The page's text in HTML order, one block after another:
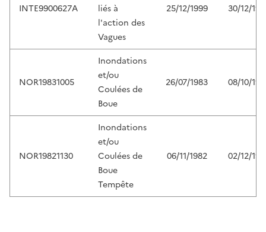
INTE9900627A
liés à
l'action des
Vagues
25/12/1999 30/12/
NOR19831005
Inondations
et/ou
Coulées de
Boue
26/07/1983 08/10/
NOR19821130
Inondations
et/ou
Coulées de
Boue
Tempête
06/11/1982 02/12/